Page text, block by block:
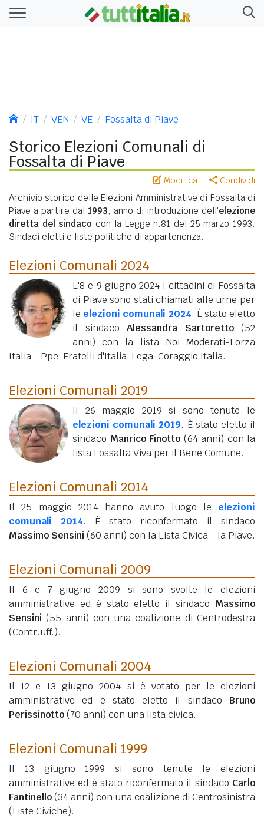
IT VEN VE Fossalta di Piave
Storico Elezioni Comunali di
Fossalta di Piave
Modifica Condividi
Archivio storico delle Elezioni Amministrative di Fossalta di
Piave a partire dal 1993, anno di introduzione dell'elezione
diretta del sindaco con la Legge n.81 del 25 marzo 1993.
Sindaci eletti e liste politiche di appartenenza.
Elezioni Comunali 2024
L'8 e 9 giugno 2024 i cittadini di Fossalta
di Piave sono stati chiamati alle urne per
le elezioni comunali 2024. È stato eletto
il sindaco Alessandra Sartoretto (52
anni) con la lista Noi Moderati-Forza
Italia - Ppe-Fratelli d'Italia-Lega-Coraggio Italia.
Elezioni Comunali 2019
Il 26 maggio 2019 si sono tenute le
elezioni comunali 2019. È stato eletto il
sindaco Manrico Finotto (64 anni) con la
lista Fossalta Viva per il Bene Comune.
Elezioni Comunali 2014
Il 25 maggio 2014 hanno avuto luogo le elezioni
comunali 2014. È stato riconfermato il sindaco
Massimo Sensini (60 anni) con la Lista Civica - la Piave.
Elezioni Comunali 2009
Il 6 e 7 giugno 2009 si sono svolte le elezioni
amministrative ed è stato eletto il sindaco Massimo
Sensini (55 anni) con una coalizione di Centrodestra
(Contr.uff.).
Elezioni Comunali 2004
Il 12 e 13 giugno 2004 si è votato per le elezioni
amministrative ed è stato eletto il sindaco Bruno
Perissinotto(70 anni) con una lista civica.
Elezioni Comunali 1999
Il 13 giugno 1999 si sono tenute le elezioni
amministrative ed è stato riconfermato il sindaco Carlo
Fantinello(34 anni) con una coalizione di Centrosinistra
(Liste Civiche).